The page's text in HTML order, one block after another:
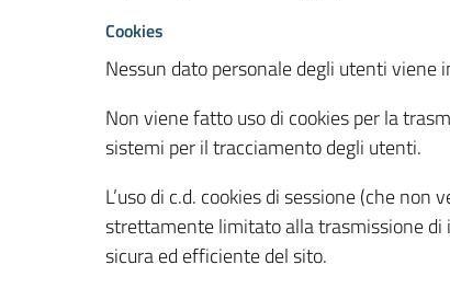
Cookies
Nessun dato personale degli utenti viene
Non viene fatto uso di cookies per la
sistemi per il tracciamento degli utenti.
L’uso di c.d. cookies di sessione (che
strettamente limitato alla trasmissione di
sicura ed efficiente del sito.